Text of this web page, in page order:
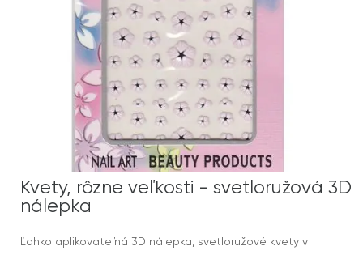
Kvety, rôzne veľkosti - svetloružová 3D
nálepka
Ľahko aplikovateľná 3D nálepka, svetloružové kvety v